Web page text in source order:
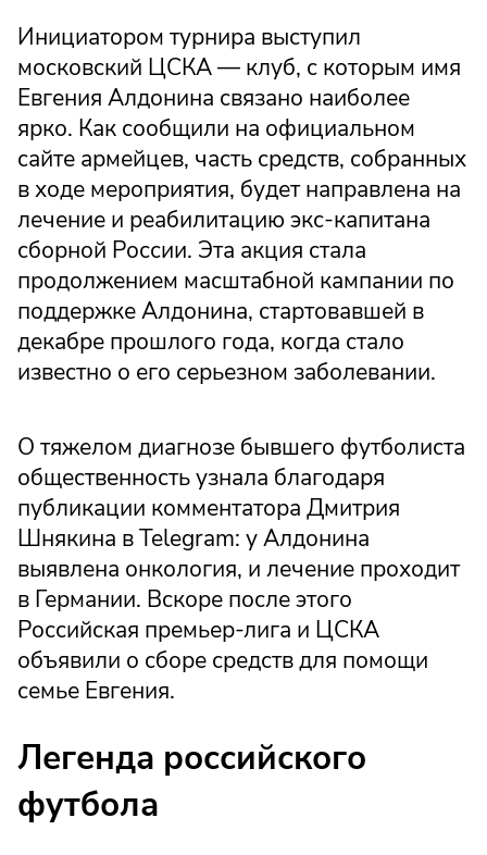
Инициатором турнира выступил
московский ЦСКА — клуб, с которым имя
Евгения Алдонина связано наиболее
ярко. Как сообщили на официальном
сайте армейцев, часть средств, собранных
в ходе мероприятия, будет направлена на
лечение и реабилитацию экс-капитана
сборной России. Эта акция стала
продолжением масштабной кампании по
поддержке Алдонина, стартовавшей в
декабре прошлого года, когда стало
известно о его серьезном заболевании.
О тяжелом диагнозе бывшего футболиста
общественность узнала благодаря
публикации комментатора Дмитрия
Шнякина в Telegram: у Алдонина
выявлена онкология, и лечение проходит
в Германии. Вскоре после этого
Российская премьер-лига и ЦСКА
объявили о сборе средств для помощи
семье Евгения.
Легенда российского
футбола